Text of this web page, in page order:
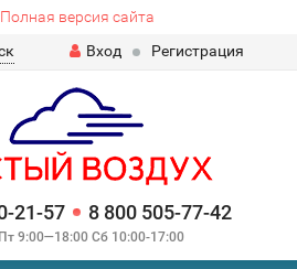
Полная версия сайта
Вход Регистрация
21-57 8 800 505-77-42
9:00—18:00 Сб 10:00-17:00